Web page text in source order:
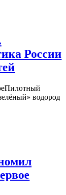
России
водород